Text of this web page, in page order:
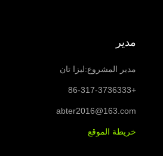
مدير
مدير المشروع:ليزا تان
+86-317-3736333
abter2016@163.com
خريطة الموقع